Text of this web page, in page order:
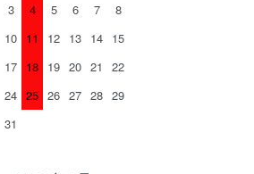
3 4 5 6 7
8
10 11 12 13 14 15
17 18 19 20 21
22
24 25 26 27 28 29
31